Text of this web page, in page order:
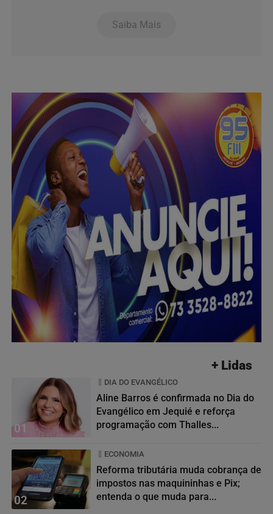
Saiba Mais
+ Lidas
01
DIA DO EVANGÉLICO
Aline Barros é confirmada no Dia do
Evangélico em Jequié e reforça
programação com Thalles...
02
ECONOMIA
Reforma tributária muda cobrança de
impostos nas maquininhas e Pix;
entenda o que muda para...